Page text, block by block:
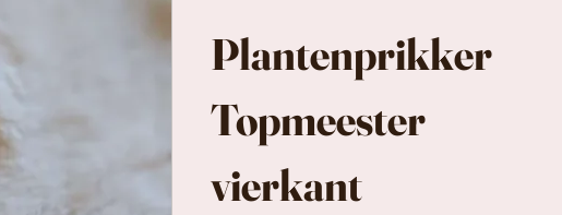
Plantenprikker
Topmeester
vierkant